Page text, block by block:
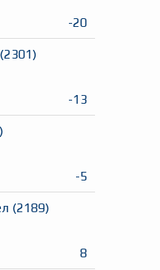
-20
(2301)
-13
)
-5
(2189)
8